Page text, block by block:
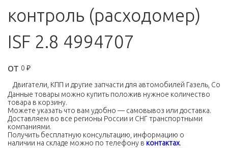
контроль (расходомер)
ISF 2.8 4994707
от 0 ₽
КПП и другие запчасти для автомобилей Газель,
Данные товары можно купить положив нужное количество
товара в корзину.
Можете указать что вам удобно — самовывоз или доставка.
Доставляем во все регионы России и СНГ транспортными
компаниями.
Получить бесплатную консультацию, информацию о
наличии на складе можно по телефону в контактах.